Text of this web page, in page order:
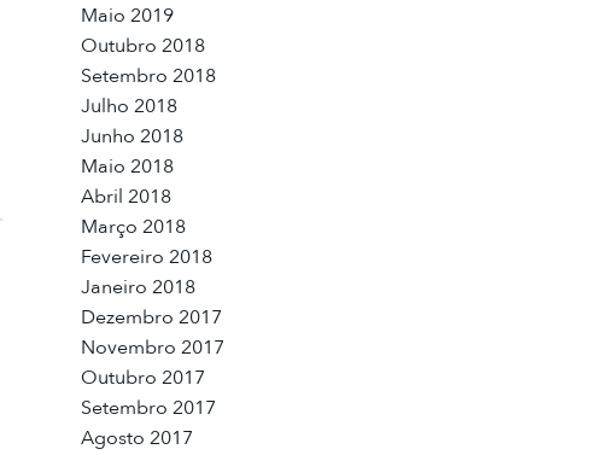
Maio 2019
Outubro 2018
Setembro 2018
Julho 2018
Junho 2018
Maio 2018
Abril 2018
Março 2018
Fevereiro 2018
Janeiro 2018
Dezembro 2017
Novembro 2017
Outubro 2017
Setembro 2017
Agosto 2017